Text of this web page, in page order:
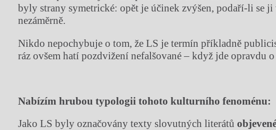
byly strany symetrické: opět je účinek zvýšen, podaří-li se
nezáměrně.
Nikdo nepochybuje o tom, že LS je termín příkladně
ráz ovšem hatí pozdvižení nefalšované – když jde opravdu
Nabízím hrubou typologii tohoto kulturního fenoménu:
Jako LS byly označovány texty slovutných literátůobjeven